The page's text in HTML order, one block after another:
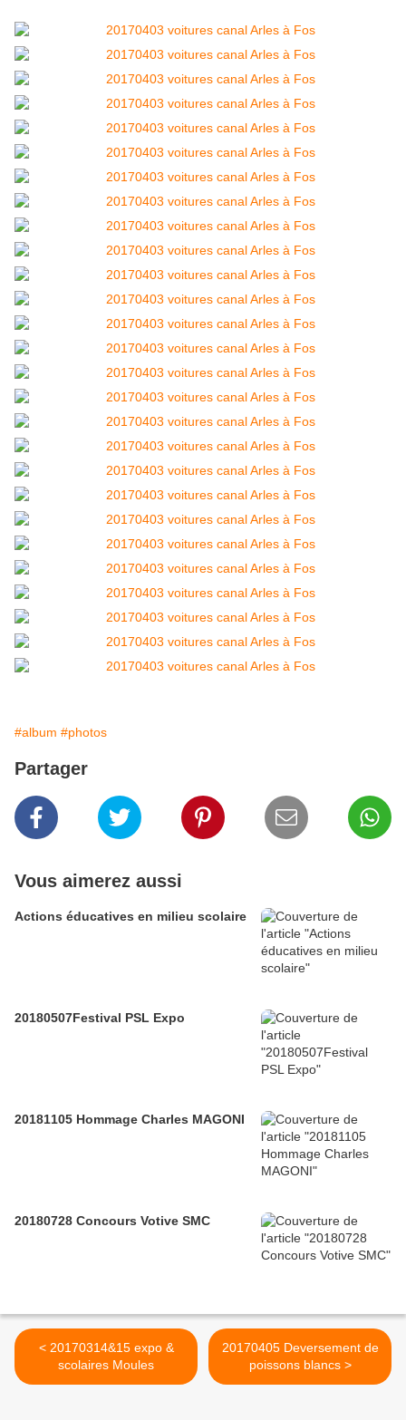
#album #photos
Partager
Vous aimerez aussi
Actions éducatives en milieu scolaire
20180507Festival PSL Expo
20181105 Hommage Charles MAGONI
20180728 Concours Votive SMC
< 20170314&15 expo &
scolaires Moules
20170405 Deversement de
poissons blancs >